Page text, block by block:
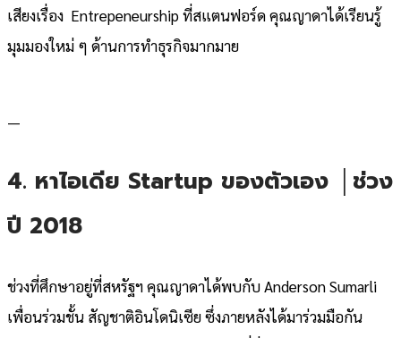
เสียงเรื่อง Entrepeneurship ที่สแตนฟอร์ด คุณญาดาได้เรียนรู้
มุมมองใหม่ ๆ ด้านการทำธุรกิจมากมาย
—
4. หาไอเดีย Startup ของตัวเอง │ช่วง
ปี 2018
ช่วงที่ศึกษาอยู่ที่สหรัฐฯ คุณญาดาได้พบกับ Anderson Sumarli
เพื่อนร่วมชั้น สัญชาติอินโดนิเซีย ซึ่งภายหลังได้มาร่วมมือกัน